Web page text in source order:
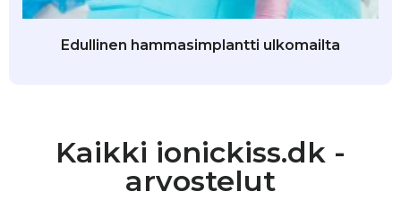
Edullinen hammasimplantti ulkomailta
Kaikki ionickiss.dk -
arvostelut